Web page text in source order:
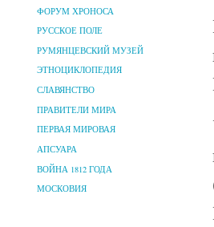
ФОРУМ ХРОНОСА
РУССКОЕ ПОЛЕ
РУМЯНЦЕВСКИЙ МУЗЕЙ
ЭТНОЦИКЛОПЕДИЯ
СЛАВЯНСТВО
ПРАВИТЕЛИ МИРА
ПЕРВАЯ МИРОВАЯ
АПСУАРА
ВОЙНА 1812 ГОДА
МОСКОВИЯ